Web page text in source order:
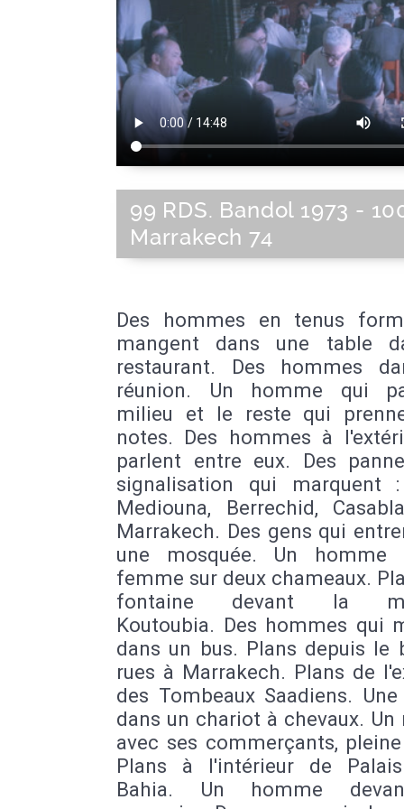
99 RDS. Bandol 1973 -
Marrakech 74
Des hommes en tenus
mangent dans une table
restaurant. Des hommes
réunion. Un homme qui
milieu et le reste qui
notes. Des hommes à
parlent entre eux. Des
signalisation qui marquent :
Mediouna, Berrechid,
Marrakech. Des gens qui
une mosquée. Un homme
femme sur deux chameaux.
fontaine devant la
Koutoubia. Des hommes qui
dans un bus. Plans depuis le
rues à Marrakech. Plans de
des Tombeaux Saadiens.
dans un chariot à chevaux. Un
avec ses commerçants,
Plans à l'intérieur de
Bahia. Un homme